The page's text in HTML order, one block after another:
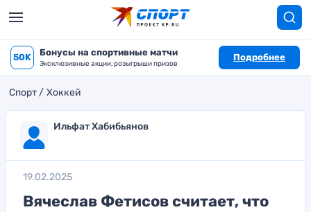
50K Бонусы на спортивные матчи
Эксклюзивные акции, розыгрыши призов
Подробнее
Спорт Хоккей
Ильфат Хабибьянов
19.02.2025
Вячеслав Фетисов считает, что